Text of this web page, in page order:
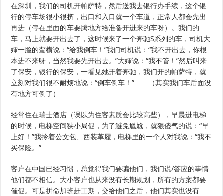
在深圳，我们的司机开帕萨特，然后送我去银行办手续，这个银
行的停车场很小很挤，出口和入口就一个车道，正常人都会先出
再进（停在里面的车要腾地方给准备开进来的车呀）。我们的
车，马上就要开出去了，这时候来了一个奔驰S系列的车，司机大
婶一脸的蛮横说：“给我倒车！”我们司机说：“我不开出去，你根
本进不来呀，当然我要先开出去。”大婶说：“我不管！”然后叫来
了保安，银行的保安，一看见她开着奔驰，我们开的帕萨特，就
立刻对我们很不耐烦地说：“倒车倒车！”……（其实我们车后面没
有地方可倒了）
经常住在瑞士酒店（误以为住客素质会比较高些），早晨进电梯
的时候，电梯空间狭小局促，为了避免尴尬，就狠傻气的说：“早
上好！”我拎着公文包、西装革履，电梯里的一个人对我说：“我不
买保险。”
客户在中国已经习惯，总觉得我们要骗他们，我们说/答应的事情
他们都不相信。大小客户也从来没有长期规划，所有的方案都要
催促。可是拼命加班赶工期，交给他们之后，他们其实也没有